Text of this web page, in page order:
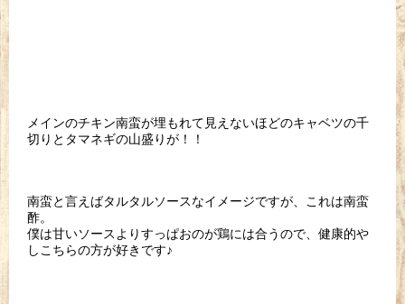
メインのチキン南蛮が埋もれて見えないほどのキャベツの千
切りとタマネギの山盛りが！！
南蛮と言えばタルタルソースなイメージですが、これは南蛮
酢。
僕は甘いソースよりすっぱおのが鶏には合うので、健康的や
しこちらの方が好きです♪